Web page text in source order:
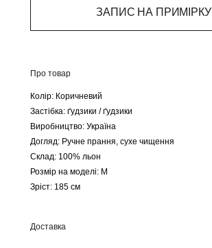
ЗАПИС НА ПРИМІРКУ
Про товар
Колір: Коричневий
Застібка: ґудзики / ґудзики
Виробництво: Україна
Догляд: Ручне прання, сухе чищення
Склад: 100% льон
Розмір на моделі: М
Зріст: 185 см
Доставка